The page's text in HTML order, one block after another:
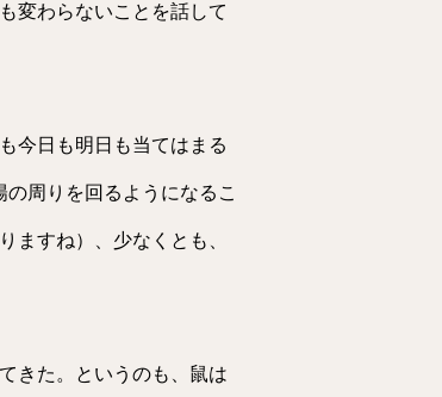
変わらないことを話して
今日も明日も当てはまる
周りを回るようになるこ
ますね）、少なくとも、
きた。というのも、鼠は